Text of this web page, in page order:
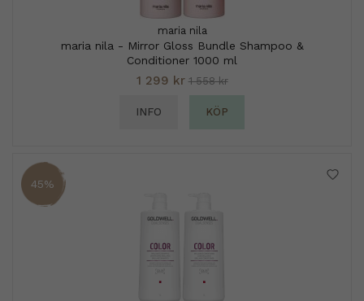
maria nila
maria nila - Mirror Gloss Bundle Shampoo &
Conditioner 1000 ml
1 299 kr 1 558 kr
INFO KÖP
45%